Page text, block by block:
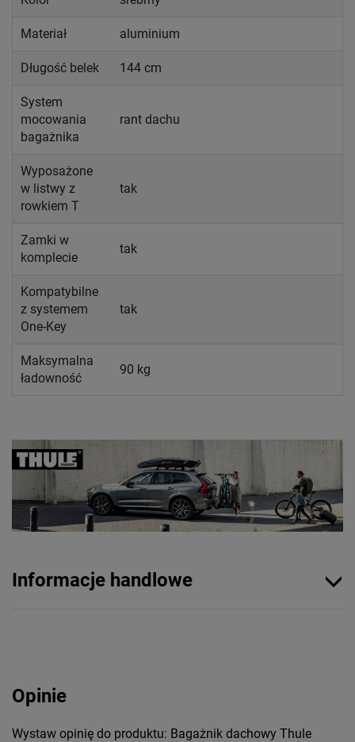
Materiał aluminium
Długość belek 144 cm
System
mocowania
bagażnika
rant dachu
Wyposażone
w listwy z
rowkiem T
tak
Zamki w
komplecie
tak
Kompatybilne
z systemem
One-Key
tak
Maksymalna
ładowność
90 kg
Informacje handlowe
Opinie
Wystaw opinię do produktu: Bagażnik dachowy Thule